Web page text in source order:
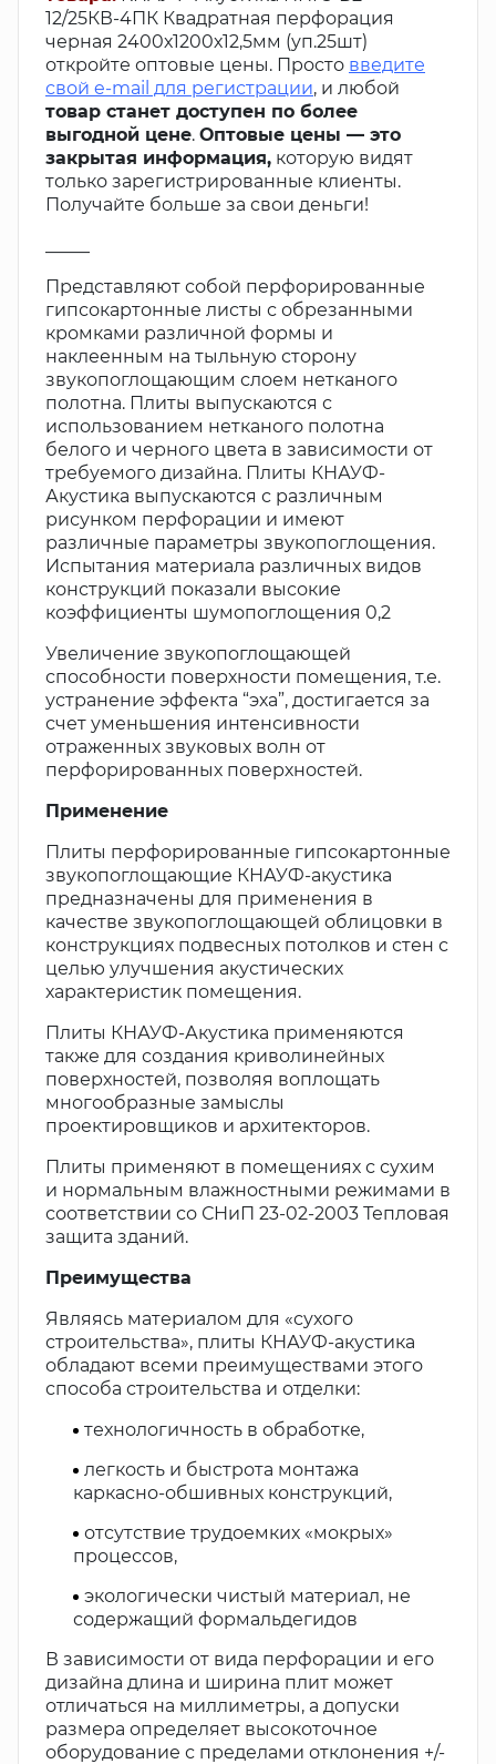
12/25КВ-4ПК Квадратная перфорация
черная 2400х1200х12,5мм (уп.25шт)
откройте оптовые цены. Просто введите
свой e-mail для регистрации, и любой
товар станет доступен по более
выгодной цене. Оптовые цены — это
закрытая информация, которую видят
только зарегистрированные клиенты.
Получайте больше за свои деньги!
Представляют собой перфорированные
гипсокартонные листы с обрезанными
кромками различной формы и
наклеенным на тыльную сторону
звукопоглощающим слоем нетканого
полотна. Плиты выпускаются с
использованием нетканого полотна
белого и черного цвета в зависимости от
требуемого дизайна. Плиты КНАУФ-
Акустика выпускаются с различным
рисунком перфорации и имеют
различные параметры звукопоглощения.
Испытания материала различных видов
конструкций показали высокие
коэффициенты шумопоглощения 0,2
Увеличение звукопоглощающей
способности поверхности помещения, т.е.
устранение эффекта “эха”, достигается за
счет уменьшения интенсивности
отраженных звуковых волн от
перфорированных поверхностей.
Применение
Плиты перфорированные гипсокартонные
звукопоглощающие КНАУФ-акустика
предназначены для применения в
качестве звукопоглощающей облицовки в
конструкциях подвесных потолков и стен с
целью улучшения акустических
характеристик помещения.
Плиты КНАУФ-Акустика применяются
также для создания криволинейных
поверхностей, позволяя воплощать
многообразные замыслы
проектировщиков и архитекторов.
Плиты применяют в помещениях с сухим
и нормальным влажностными режимами в
соответствии со СНиП 23-02-2003 Тепловая
защита зданий.
Преимущества
Являясь материалом для «сухого
строительства», плиты КНАУФ-акустика
обладают всеми преимуществами этого
способа строительства и отделки:
технологичность в обработке,
легкость и быстрота монтажа
каркасно-обшивных конструкций,
отсутствие трудоемких «мокрых»
процессов,
экологически чистый материал, не
содержащий формальдегидов
В зависимости от вида перфорации и его
дизайна длина и ширина плит может
отличаться на миллиметры, а допуски
размера определяет высокоточное
оборудование с пределами отклонения +/-